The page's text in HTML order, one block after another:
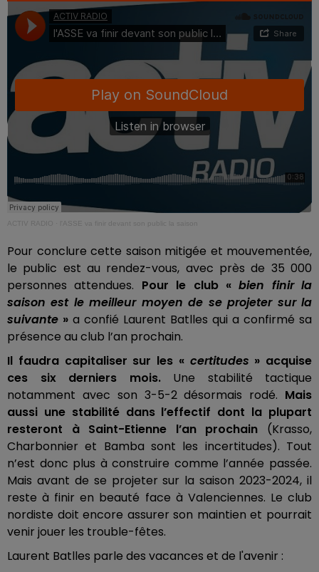
ACTIV RADIO l'ASSE va finir devant son public la saison
Pour conclure cette saison mitigée et mouvementée,
le public est au rendez-vous, avec près de 35 000
personnes attendues. Pour le club «bien finir la
saison est le meilleur moyen de se projeter sur la
suivante » a confié Laurent Batlles qui a confirmé sa
présence au club l’an prochain.
Il faudra capitaliser sur les « certitudes » acquise
ces six derniers mois.Une stabilité tactique
notamment avec son 3-5-2 désormais rodé. Mais
aussi une stabilité dans l’effectif dont la plupart
resteront à Saint-Etienne l’an prochain (Krasso,
Charbonnier et Bamba sont les incertitudes). Tout
n’est donc plus à construire comme l’année passée.
Mais avant de se projeter sur la saison 2023-2024, il
reste à finir en beauté face à Valenciennes. Le club
nordiste doit encore assurer son maintien et pourrait
venir jouer les trouble-fêtes.
Laurent Batlles parle des vacances et de l'avenir :